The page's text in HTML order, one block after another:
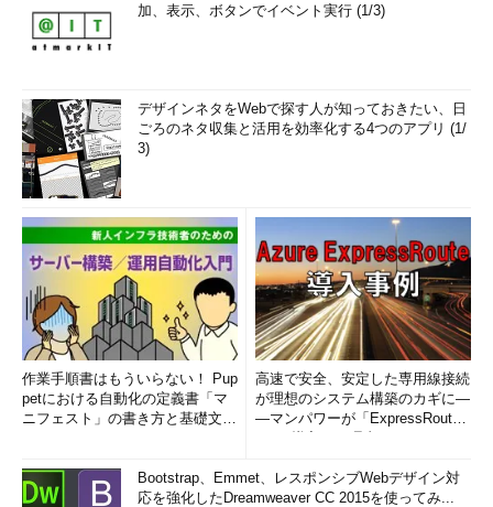
面になるだけである。その場合は、［Ctrl］＋［Alt］＋［Del］
キーを押して表示されるメニュー画面で一度サインアウトする
を実行してコマンド・プロンプトを再表示させればよい。
« 前の回へ
り替え
加、表示、ボタンでイベント実行 (1/3)
デザインネタをWebで探す人が知っておきたい、日
ごろのネタ収集と活用を効率化する4つのアプリ (1/
3)
作業手順書はもういらない！ Pup
petにおける自動化の定義書「マ
ニフェスト」の書き方と基礎文法
高速で安全、安定した専用線接続
が理想のシステム構築のカギに―
―マンパワーが「ExpressRout
Bootstrap、Emmet、レスポンシブWebデザイン対
応を強化したDreamweaver CC 2015を使ってみ...